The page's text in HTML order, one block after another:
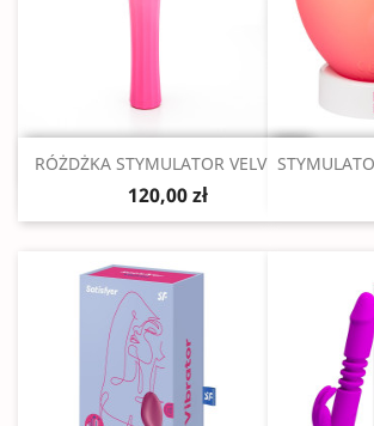
Szybki podgląd
RÓŻDŻKA STYMULATOR VELVET...
120,00 zł
